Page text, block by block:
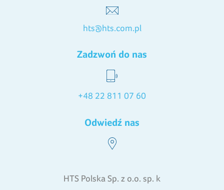
hts@hts.com.pl
Zadzwoń do nas
+48 22 811 07 60
Odwiedź nas
HTS Polska Sp. z o.o. sp. k